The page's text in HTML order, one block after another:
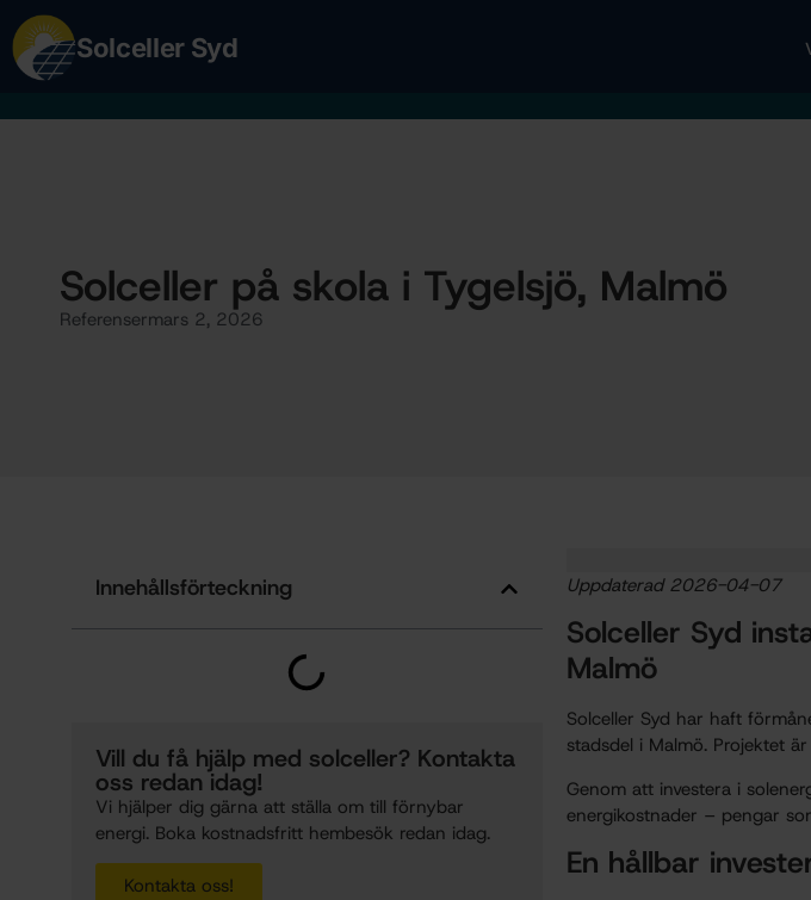
Solceller Syd
Solceller på skola i Tygelsjö, Malmö
Referensermars 2, 2026
Innehållsförteckning
Vill du få hjälp med solceller? Kontakta
oss redan idag!
Vi hjälper dig gärna att ställa om till förnybar
energi. Boka kostnadsfritt hembesök redan idag.
Kontakta oss!
Uppdaterad 2026-04-07
Solceller Syd
Malmö
Solceller Syd har haft
stadsdel i Malmö. Projektet
Genom att investera i
energikostnader – pengar
En hållbar